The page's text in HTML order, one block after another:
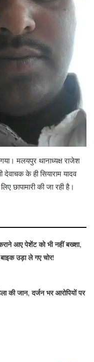
मलयपुर थानाध्यक्ष राजेश
के ही सियाराम यादव
छापामारी की जा रही है।
आए पेशेंट को भी नहीं बख्शा,
उड़ा ले गए चोर!
की जान, दर्जन भर आरोपियों पर